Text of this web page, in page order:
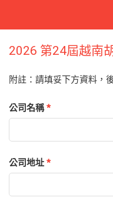
2026 第24屆越南
附註：請填妥下方資料，
公司名稱*
公司地址 *